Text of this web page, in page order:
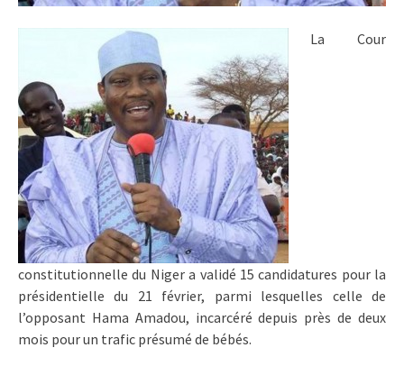
La Cour
constitutionnelle du Niger a validé 15 candidatures pour la
présidentielle du 21 février, parmi lesquelles celle de
l’opposant Hama Amadou, incarcéré depuis près de deux
mois pour un trafic présumé de bébés.